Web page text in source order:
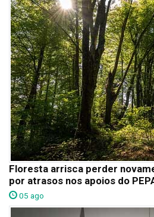
Floresta arrisca perder
por atrasos nos apoios do
05 ago